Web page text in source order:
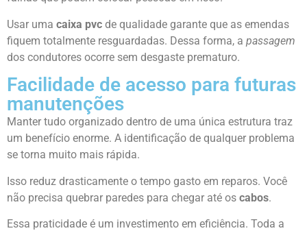
Usar uma caixa pvc de qualidade garante que as emendas
fiquem totalmente resguardadas. Dessa forma, a passagem
dos condutores ocorre sem desgaste prematuro.
Facilidade de acesso para futuras
manutenções
Manter tudo organizado dentro de uma única estrutura traz
um benefício enorme. A identificação de qualquer problema
se torna muito mais rápida.
Isso reduz drasticamente o tempo gasto em reparos. Você
não precisa quebrar paredes para chegar até os cabos.
Essa praticidade é um investimento em eficiência. Toda a